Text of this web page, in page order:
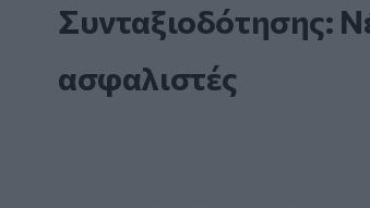
Συνταξιοδότησης:
ασφαλιστές